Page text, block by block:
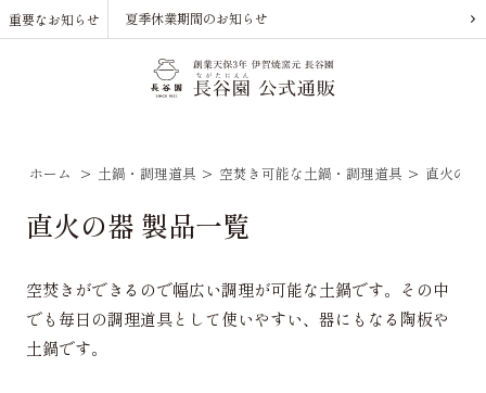
重要なお知らせ 夏季休業期間のお知らせ
ホーム > 土鍋・調理道具 > 空焚き可能な土鍋・調理道具 > 直火の器
直火の器 製品一覧
空焚きができるので幅広い調理が可能な土鍋です。その中
でも毎日の調理道具として使いやすい、器にもなる陶板や
土鍋です。